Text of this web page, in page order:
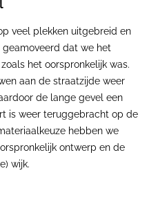
veel plekken uitgebreid en
dat we het
het oorspronkelijk was.
aan de straatzijde weer
de lange gevel een
is weer teruggebracht op de
hebben we
ontwerp en de
wijk.